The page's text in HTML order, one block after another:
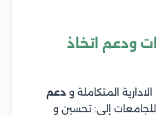
ودعم اتخاذ
المتكاملة و دعم
إلى: تحسين و